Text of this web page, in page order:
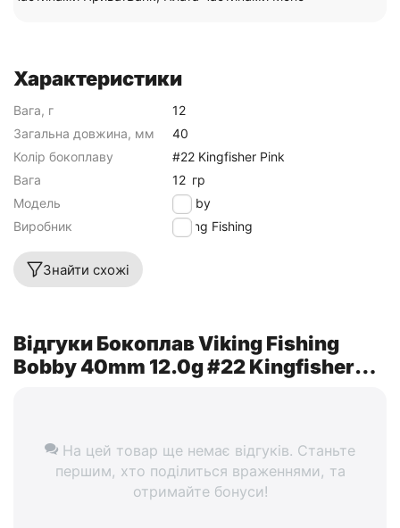
Характеристики
Вага, г
12
Загальна довжина, мм
40
Колір бокоплаву
#22 Kingfisher Pink
Вага
12 гр
Модель
Bobby
Виробник
Viking Fishing
Знайти схожі
Відгуки Бокоплав Viking Fishing
Bobby 40mm 12.0g #22 Kingfisher
На цей товар ще немає відгуків. Станьте
першим, хто поділиться враженнями, та
отримайте бонуси!